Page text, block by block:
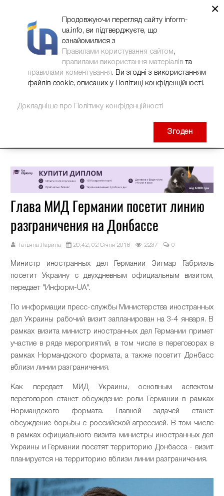
Глава МИД Германии посетит линию
разграничения на Донбассе
Татьяна Ларина 20:42, 02 Січня 2018 2237 0
Министр иностранных дел Германии Зигмар Габриэль
посетит Украину с двухдневным официальным визитом,
передает "Информ-UA".
По информации пресс-службы Министерства иностранных
дел Украины рабочий визит запланирован на 3-4 января. В
рамках визита министр иностранных дел Германии примет
участие в ряде мероприятий, в том числе в переговорах в
рамках Нормандского формата, а также посетит Донбасс
вблизи линии разграничения.
Как передает МИД Украины, основным аспектом
переговоров станет обсуждение роли Германии в рамках
Нормандского формата. Главной задачей станет
обсуждение борьбы с российской агрессией. В том числе
в рамках официального визита министры иностранных дел
Украины и Германии посетят территорию Донбасса - визит
планируется на территорию вблизи линии разграничения.
×
Продовжуючи перегляд сайту inform-
ua.info, ви підтверджуєте, що
ознайомилися з
Правилами користування сайтом,
правилами використання матеріалів та
правилами коментування. Ви згодні з використанням
файлів cookie, описаних у Політиці конфіденційності.
Докладніше про Політику конфіденційності
Згоден